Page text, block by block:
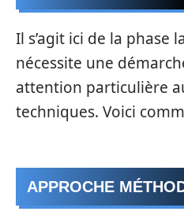
Il s’agit ici de la phase
nécessite une
attention particulière
techniques. Voici
APPROCHE